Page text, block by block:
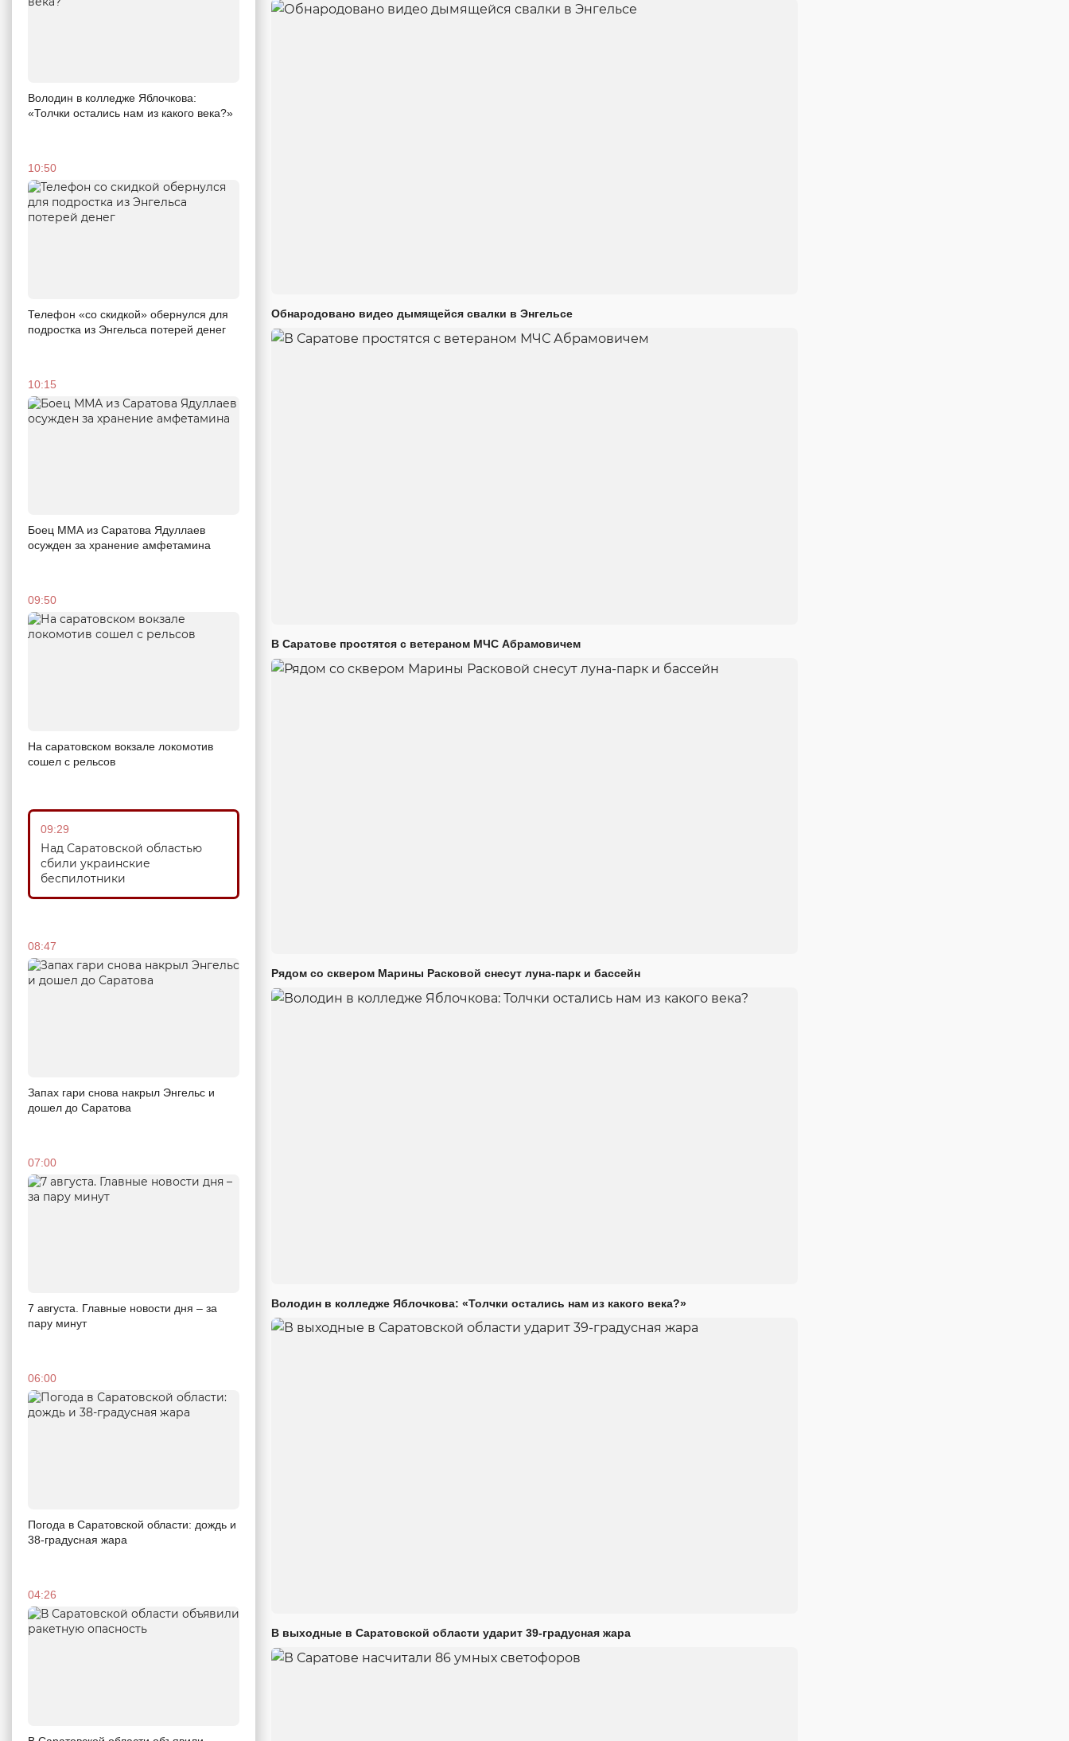
Володин в колледже Яблочкова:
«Толчки остались нам из какого века?»
10:50
Телефон «со скидкой» обернулся для
подростка из Энгельса потерей денег
10:15
Боец ММА из Саратова Ядуллаев
осужден за хранение амфетамина
09:50
На саратовском вокзале локомотив
сошел с рельсов
09:29
Над Саратовской областью
сбили украинские
беспилотники
08:47
Запах гари снова накрыл Энгельс и
дошел до Саратова
07:00
7 августа. Главные новости дня – за
пару минут
06:00
Погода в Саратовской области: дождь и
38-градусная жара
04:26
Обнародовано видео дымящейся свалки в Энгельсе
В Саратове простятся с ветераном МЧС Абрамовичем
Рядом со сквером Марины Расковой снесут луна-парк и бассейн
Володин в колледже Яблочкова: «Толчки остались нам из какого века?»
В выходные в Саратовской области ударит 39-градусная жара